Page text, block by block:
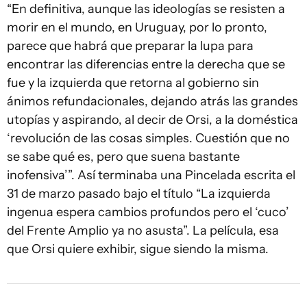
“En definitiva, aunque las ideologías se resisten a
morir en el mundo, en Uruguay, por lo pronto,
parece que habrá que preparar la lupa para
encontrar las diferencias entre la derecha que se
fue y la izquierda que retorna al gobierno sin
ánimos refundacionales, dejando atrás las grandes
utopías y aspirando, al decir de Orsi, a la doméstica
‘revolución de las cosas simples. Cuestión que no
se sabe qué es, pero que suena bastante
inofensiva’”. Así terminaba una Pincelada escrita el
31 de marzo pasado bajo el título “La izquierda
ingenua espera cambios profundos pero el ‘cuco’
del Frente Amplio ya no asusta”. La película, esa
que Orsi quiere exhibir, sigue siendo la misma.